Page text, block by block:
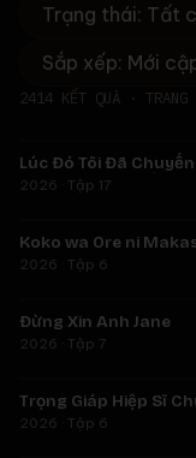
2414 KẾT QUẢ · TRANG
★ 8.4
Lúc Đó Tôi Đã
Thành Slime (Phần 4)
2026 · Tập 17
★6.2
Koko wa Ore ni
Saki ni Ike to Itte kara
2026 · Tập 6
★9.0
Đừng Xin Anh Jane
2026 · Tập 7
★8.5
Trọng Giáp Hiệp Sĩ
Sinh Bị Lưu Đày Trở
2026 · Tập 6